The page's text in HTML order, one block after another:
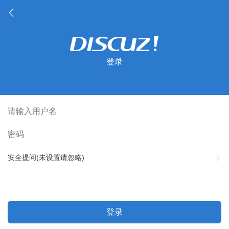
登录
安全提问(未设置请忽略)
登录